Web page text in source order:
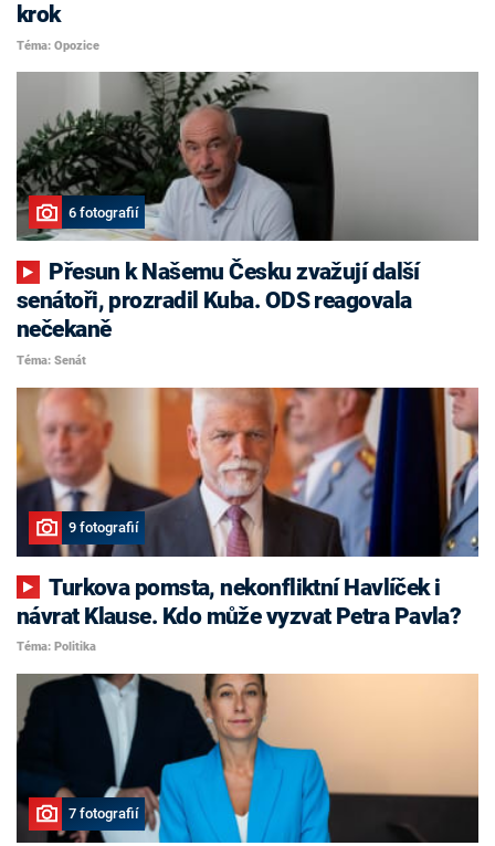
krok
Téma: Opozice
6 fotografií
senátoři, prozradil Kuba. ODS reagovala
nečekaně
Téma: Senát
9 fotografií
Turkova pomsta, nekonfliktní Havlíček i
návrat Klause. Kdo může vyzvat Petra Pavla?
Téma: Politika
7 fotografií